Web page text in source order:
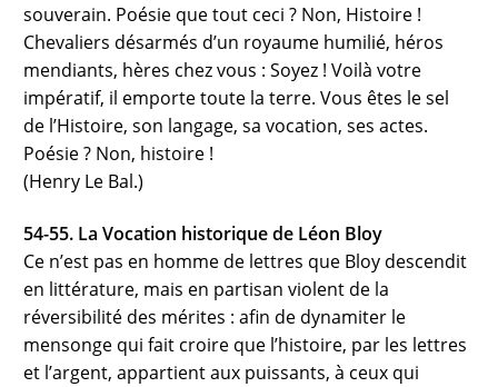
souverain. Poésie que tout ceci ? Non, Histoire !
Chevaliers désarmés d’un royaume humilié, héros
mendiants, hères chez vous : Soyez ! Voilà votre
impératif, il emporte toute la terre. Vous êtes le sel
de l’Histoire, son langage, sa vocation, ses actes.
Poésie ? Non, histoire !
(Henry Le Bal.)
54-55. La Vocation historique de Léon Bloy
Ce n’est pas en homme de lettres que Bloy descendit
en littérature, mais en partisan violent de la
réversibilité des mérites : afin de dynamiter le
mensonge qui fait croire que l’histoire, par les lettres
et l’argent, appartient aux puissants, à ceux qui